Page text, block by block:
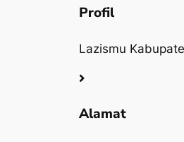
Profil
Lazismu
Alamat